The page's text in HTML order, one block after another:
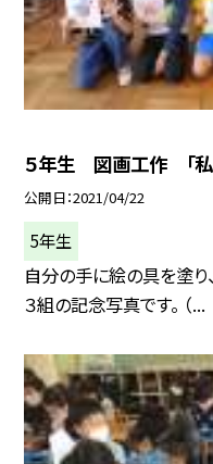
５年生 図画工作 「私
公開日 2021/04/22
5年生
自分の手に絵の具を塗り
３組の記念写真です。 （...